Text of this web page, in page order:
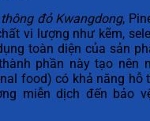
đỏ Kwangdong,
vi lượng như kẽm,
toàn diện của sản
phần này tạo nên
food) có khả năng hỗ
miễn dịch đến bảo